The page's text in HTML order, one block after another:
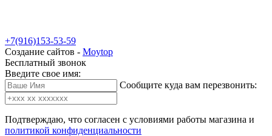
+7(916)153-53-59
Создание сайтов - Moytop
Бесплатный звонок
Введите свое имя:
Сообщите куда вам перезвонить:
Подтверждаю, что согласен с условиями работы магазина и
политикой конфиденциальности